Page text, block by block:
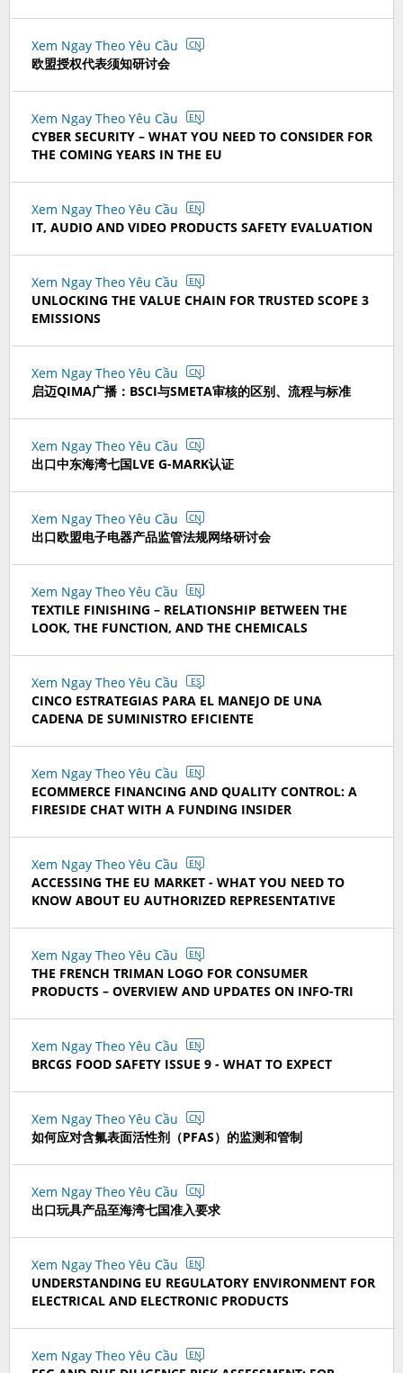
Xem Ngay Theo Yêu Cầu CN
欧盟授权代表须知研讨会
Xem Ngay Theo Yêu Cầu EN
CYBER SECURITY – WHAT YOU NEED TO CONSIDER FOR
THE COMING YEARS IN THE EU
Xem Ngay Theo Yêu Cầu EN
IT, AUDIO AND VIDEO PRODUCTS SAFETY EVALUATION
Xem Ngay Theo Yêu Cầu EN
UNLOCKING THE VALUE CHAIN FOR TRUSTED SCOPE 3
EMISSIONS
Xem Ngay Theo Yêu Cầu CN
启迈QIMA广播：BSCI与SMETA审核的区别、流程与标准
Xem Ngay Theo Yêu Cầu CN
出口中东海湾七国LVE G-MARK认证
Xem Ngay Theo Yêu Cầu CN
出口欧盟电子电器产品监管法规网络研讨会
Xem Ngay Theo Yêu Cầu EN
TEXTILE FINISHING – RELATIONSHIP BETWEEN THE
LOOK, THE FUNCTION, AND THE CHEMICALS
Xem Ngay Theo Yêu Cầu ES
CINCO ESTRATEGIAS PARA EL MANEJO DE UNA
CADENA DE SUMINISTRO EFICIENTE
Xem Ngay Theo Yêu Cầu EN
ECOMMERCE FINANCING AND QUALITY CONTROL: A
FIRESIDE CHAT WITH A FUNDING INSIDER
Xem Ngay Theo Yêu Cầu EN
ACCESSING THE EU MARKET - WHAT YOU NEED TO
KNOW ABOUT EU AUTHORIZED REPRESENTATIVE
Xem Ngay Theo Yêu Cầu EN
THE FRENCH TRIMAN LOGO FOR CONSUMER
PRODUCTS – OVERVIEW AND UPDATES ON INFO-TRI
Xem Ngay Theo Yêu Cầu EN
BRCGS FOOD SAFETY ISSUE 9 - WHAT TO EXPECT
Xem Ngay Theo Yêu Cầu CN
如何应对含氟表面活性剂（PFAS）的监测和管制
Xem Ngay Theo Yêu Cầu CN
出口玩具产品至海湾七国准入要求
Xem Ngay Theo Yêu Cầu EN
UNDERSTANDING EU REGULATORY ENVIRONMENT FOR
ELECTRICAL AND ELECTRONIC PRODUCTS
Xem Ngay Theo Yêu Cầu EN